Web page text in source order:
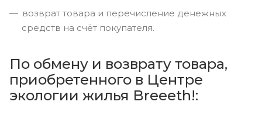
возврат товара и перечисление денежных
средств на счёт покупателя.
По обмену и возврату товара,
приобретенного в Центре
экологии жилья Breeeth!: